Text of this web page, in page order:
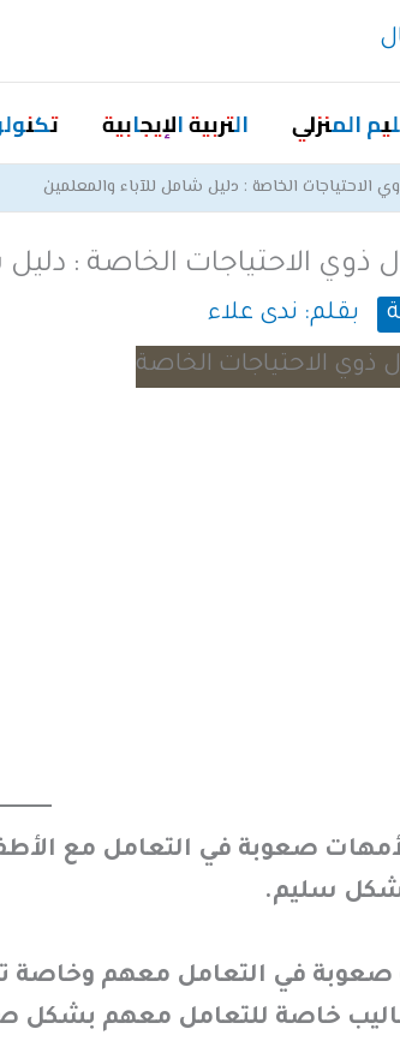
المنزلي التربية الإيجابية
الاحتياجات الخاصة : دليل شامل للآباء والمعلمين
ذوي الاحتياجات الخاصة :
بقلم: ندى علاء
صعوبة في التعامل مع
سليم.
صعوبة في التعامل معهم وخاصة
خاصة للتعامل معهم بشكل